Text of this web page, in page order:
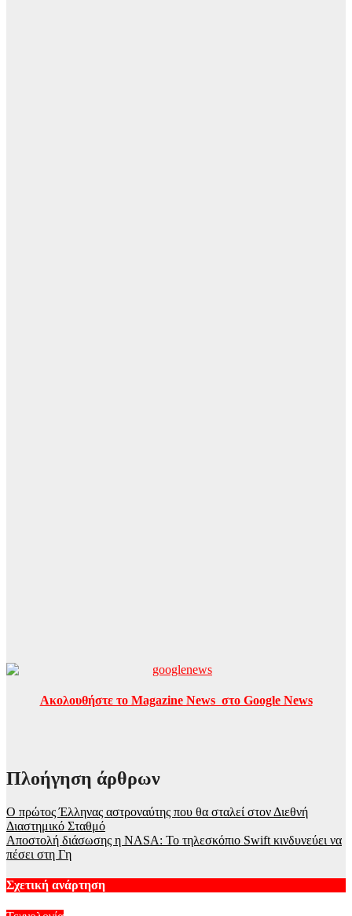
Ακολουθήστε το Magazine News στο Google News
Πλοήγηση άρθρων
Ο πρώτος Έλληνας αστροναύτης που θα σταλεί στον Διεθνή
Διαστημικό Σταθμό
Αποστολή διάσωσης η NASA: Το τηλεσκόπιο Swift κινδυνεύει να
πέσει στη Γη
Σχετική ανάρτηση